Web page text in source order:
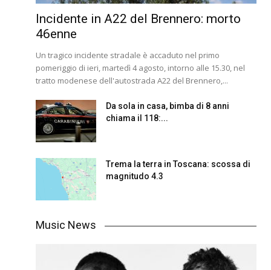
Incidente in A22 del Brennero: morto
46enne
Un tragico incidente stradale è accaduto nel primo
pomeriggio di ieri, martedì 4 agosto, intorno alle 15.30, nel
tratto modenese dell'autostrada A22 del Brennero,...
Da sola in casa, bimba di 8 anni
chiama il 118:...
Trema la terra in Toscana: scossa di
magnitudo 4.3
Music News